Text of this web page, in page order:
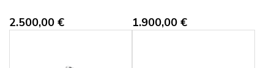
2.500,00 € 1.900,00 €